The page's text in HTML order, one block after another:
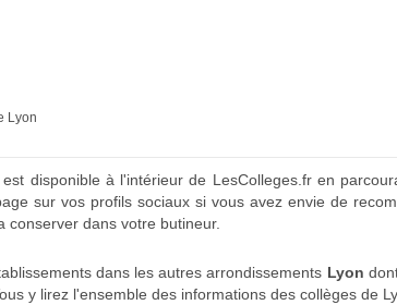
Lyon
est disponible à l'intérieur de LesColleges.fr en
sur vos profils sociaux si vous avez envie de
dans votre butineur.
dans les autres arrondissements Lyon
y lirez l'ensemble des informations des collèges de